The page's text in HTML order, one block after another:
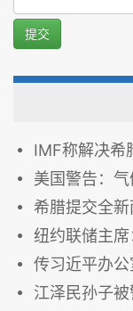
提交
IMF称解决希
美国警告：
希腊提交全新
纽约联储主
传习近平办公
江泽民孙子